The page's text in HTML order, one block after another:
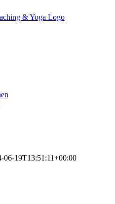
06-19T13:51:11+00:00